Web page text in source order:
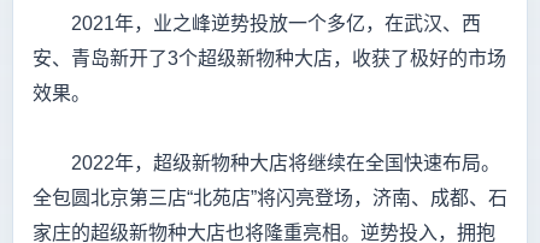
2021年，业之峰逆势投放一个多亿，在武汉、西
安、青岛新开了3个超级新物种大店，收获了极好的市场
效果。
2022年，超级新物种大店将继续在全国快速布局。
全包圆北京第三店“北苑店”将闪亮登场，济南、成都、石
家庄的超级新物种大店也将隆重亮相。逆势投入，拥抱